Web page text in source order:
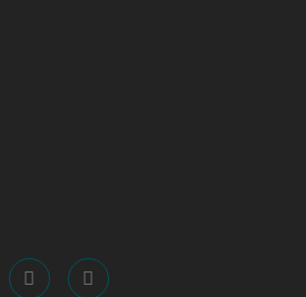
us on our facebook page: https://
us on our linkedin page:
us on our
screenreader.visit us on our x
screenreader.visit us on